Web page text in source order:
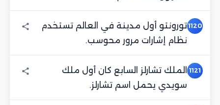
1120تورونتو أول مدينة في العالم تستخدم
نظام إشارات مرور محوسب.
1121
الملك تشارلز السابع كان أول ملك
سويدي يحمل اسم تشارلز.